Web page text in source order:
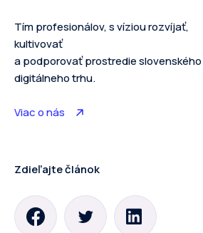
Tím profesionálov, s víziou rozvíjať,
kultivovať
a podporovať prostredie slovenského
digitálneho trhu.
Viac o nás
Zdieľajte článok